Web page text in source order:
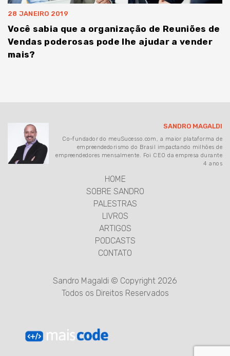
28 JANEIRO 2019
Você sabia que a organização de Reuniões de
Vendas poderosas pode lhe ajudar a vender
mais?
SANDRO MAGALDI
Co-fundador do meuSucesso.com, a maior plataforma de
empreendedorismo do Brasil impactando milhões de
empreendedores mensalmente. Foi CEO da empresa durante
4 anos
HOME
SOBRE SANDRO
PALESTRAS
LIVROS
ARTIGOS
PODCASTS
CONTATO
Sandro Magaldi © Copyright 2026
Todos os Direitos Reservados